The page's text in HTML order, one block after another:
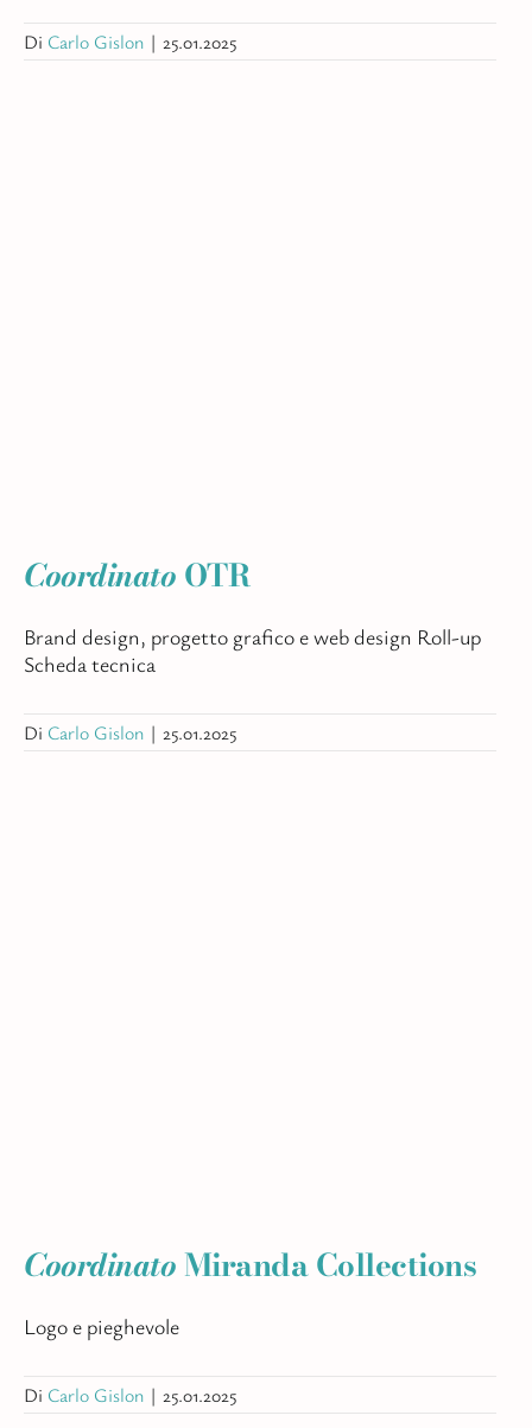
Di Carlo Gislon | 25.01.2025
Coordinato OTR
Brand design, progetto grafico e web design Roll-up
Scheda tecnica
Di Carlo Gislon | 25.01.2025
CoordinatoMiranda Collections
Logo e pieghevole
Di Carlo Gislon | 25.01.2025